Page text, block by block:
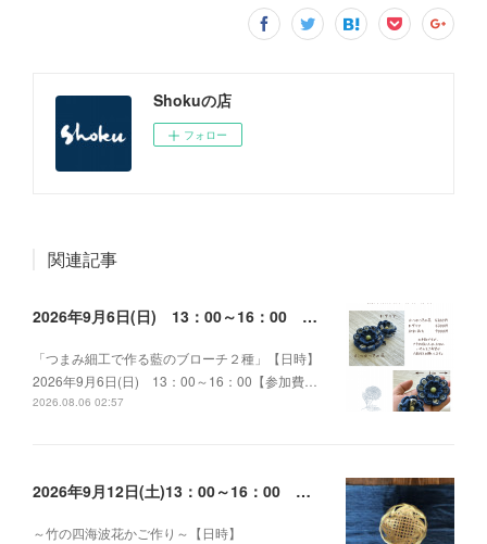
Shokuの店
フォロー
関連記事
2026年9月6日(日) 13：00～16：00 つまみ細工で作る藍のブローチ２種
「つまみ細工で作る藍のブローチ２種」【日時】
2026年9月6日(日) 13：00～16：00【参加費…
2026.08.06 02:57
2026年9月12日(土)13：00～16：00 ～竹の四海波花かご作り～
～竹の四海波花かご作り～【日時】